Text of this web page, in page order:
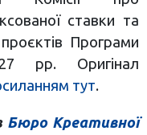
ставки та
Програми
рр. Оригінал
тут.
Бюро Креативної